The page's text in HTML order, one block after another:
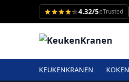
4.32/5eTrusted
KEUKENKRANEN